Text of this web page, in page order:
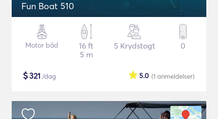
Fun Boat 510
Motor båd
16 ft
5 m
5 Krydstogt 0
$321 /dag (1 anmeldelser)
5.0